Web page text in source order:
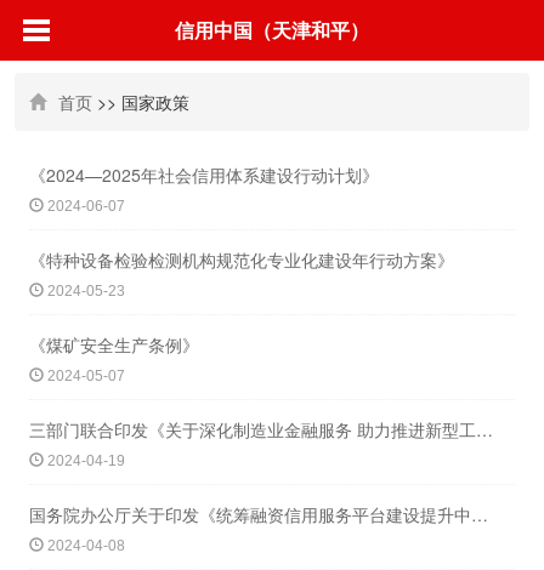
信用中国（天津和平）
首页 >> 国家政策
《2024—2025年社会信用体系建设行动计划》
2024-06-07
《特种设备检验检测机构规范化专业化建设年行动方案》
2024-05-23
《煤矿安全生产条例》
2024-05-07
三部门联合印发《关于深化制造业金融服务 助力推进新型工业化的通知》
2024-04-19
国务院办公厅关于印发《统筹融资信用服务平台建设提升中小微企业融资便利水平实施方案
2024-04-08